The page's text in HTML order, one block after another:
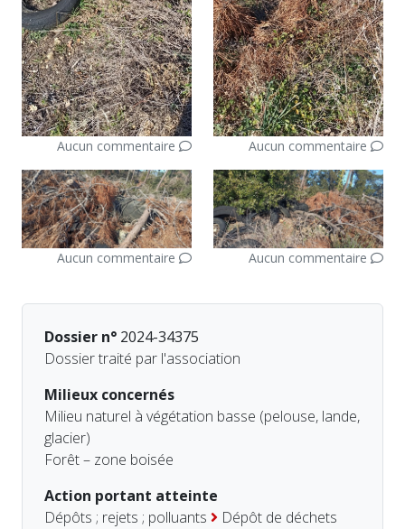
Aucun commentaire Aucun commentaire
Aucun commentaire Aucun commentaire
Dossier n° 2024-34375
Dossier traité par l'association
Milieux concernés
Milieu naturel à végétation basse (pelouse, lande,
glacier)
Forêt – zone boisée
Action portant atteinte
Dépôts ; rejets ; polluants
Dépôt de déchets